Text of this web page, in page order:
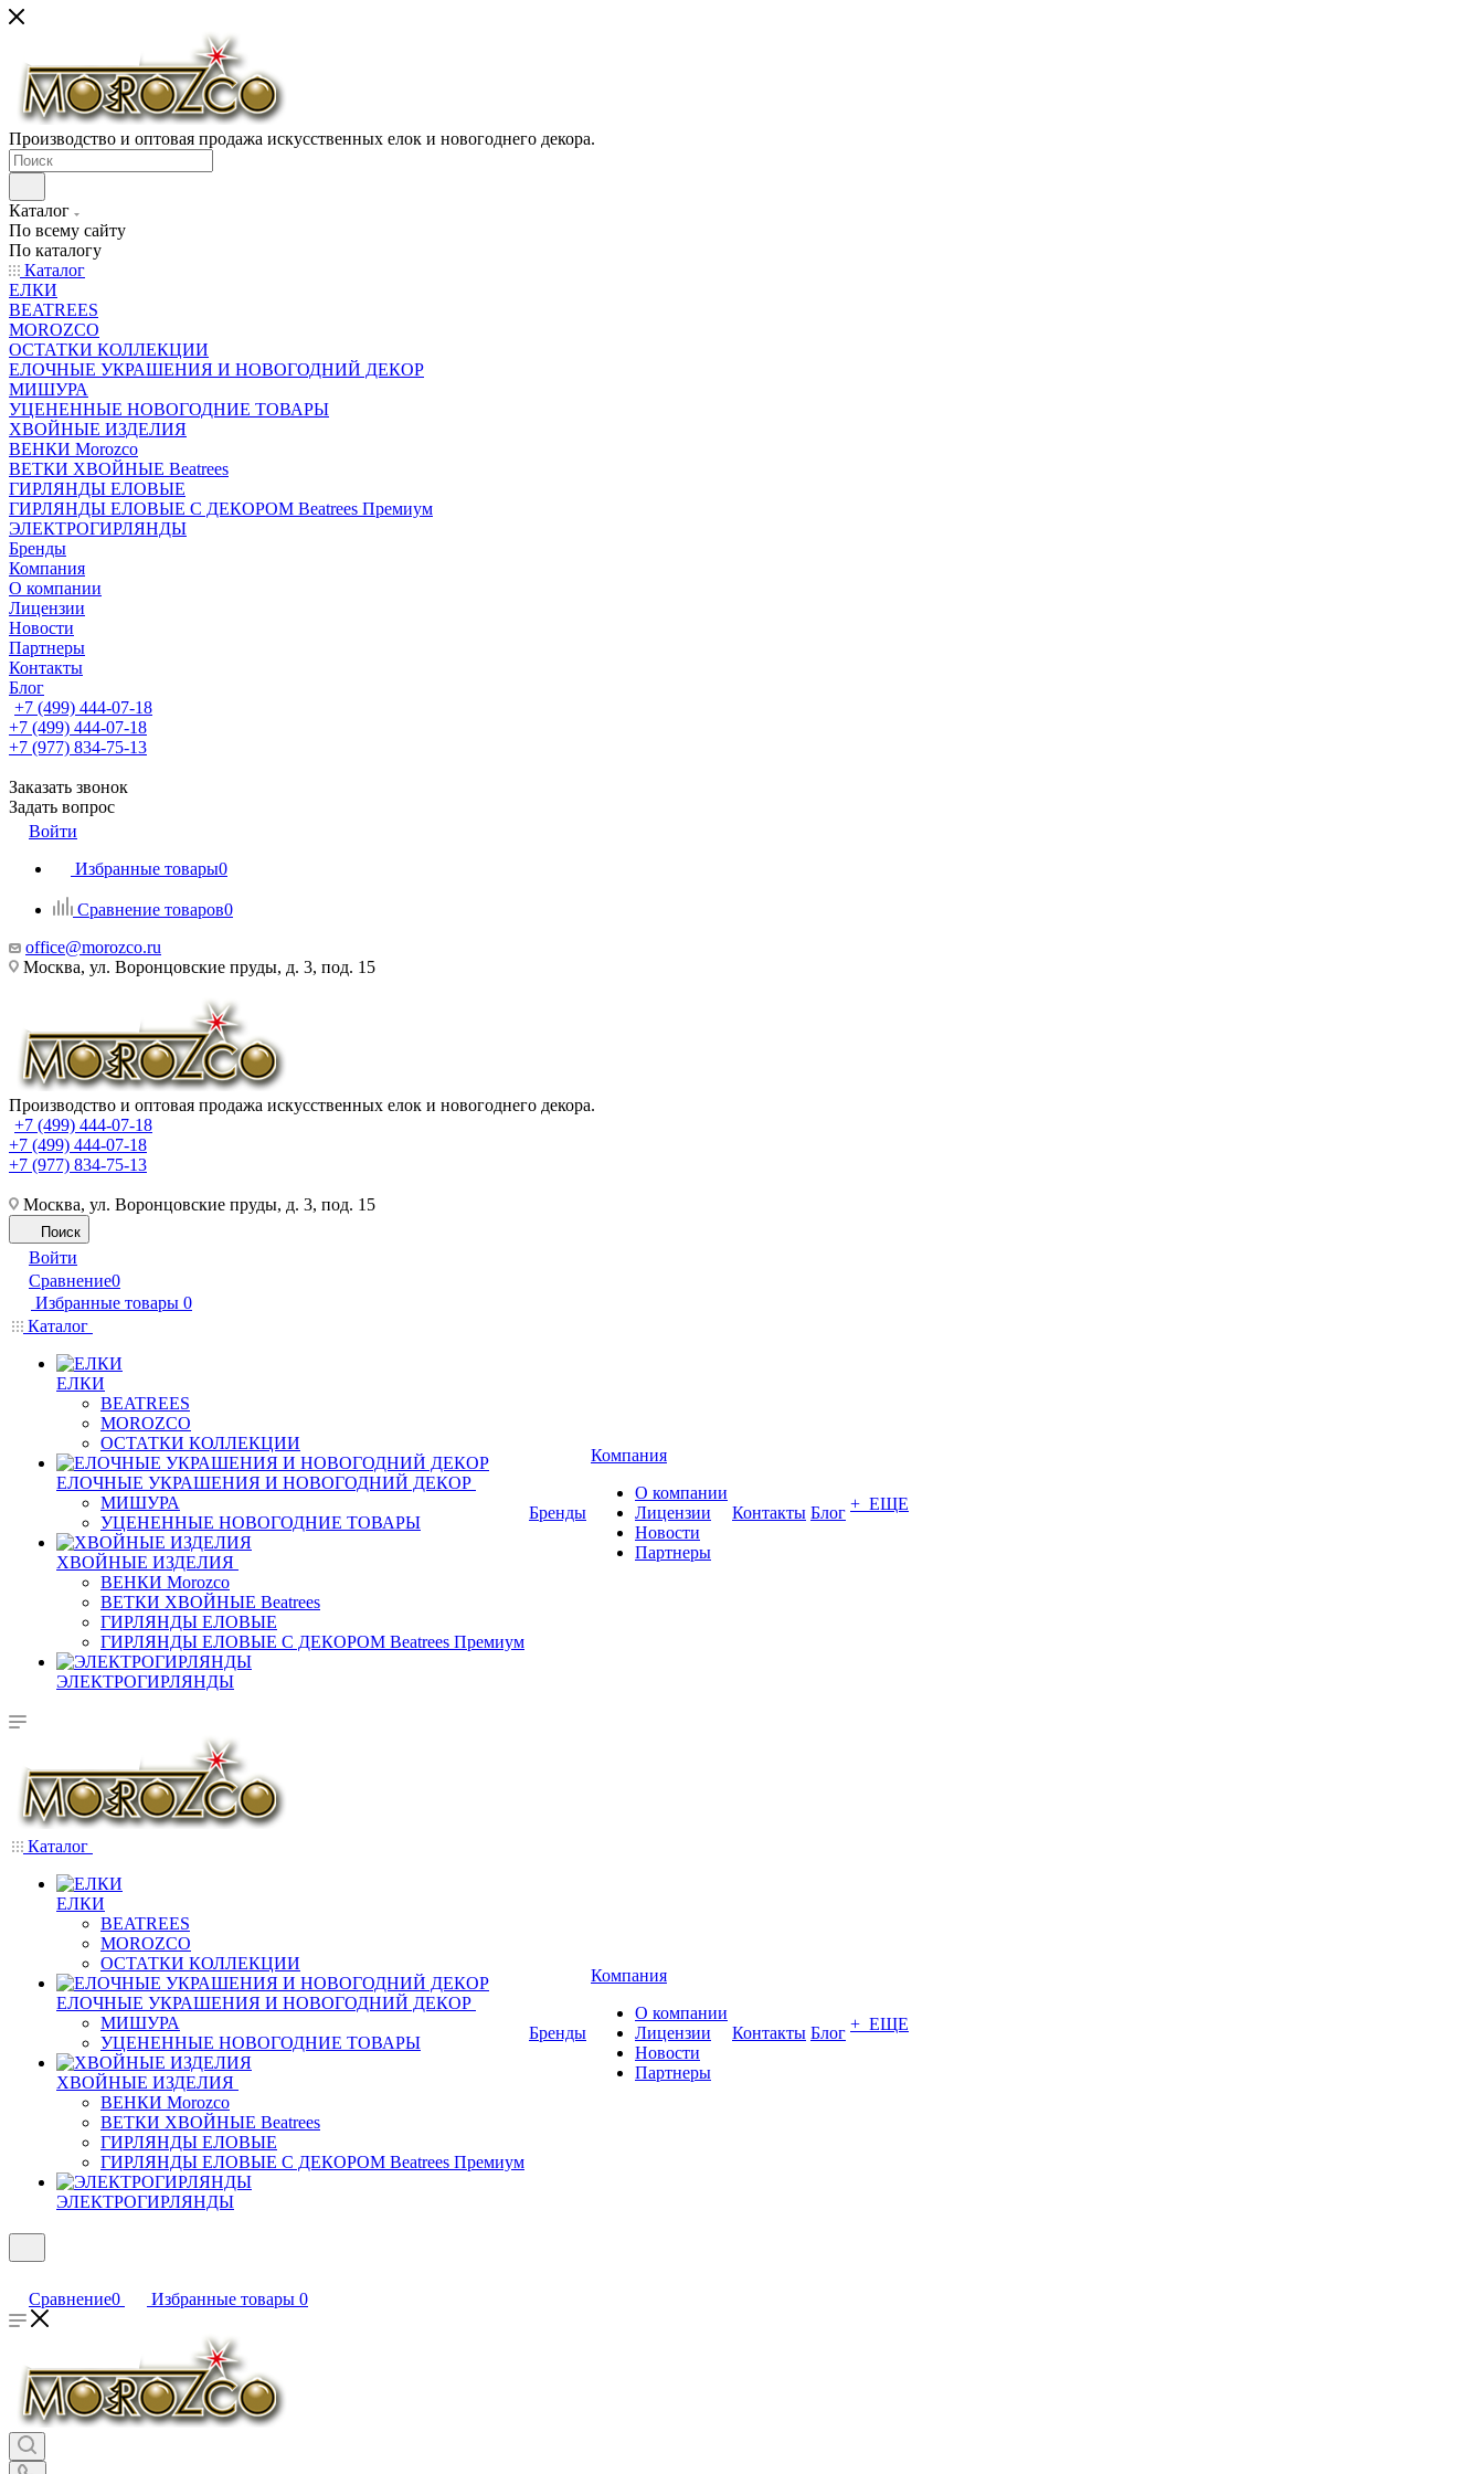
Производство и оптовая продажа искусственных елок и новогоднего декора.
Каталог
По всему сайту
По каталогу
Каталог
ЕЛКИ
BEATREES
MOROZCO
ОСТАТКИ КОЛЛЕКЦИИ
ЕЛОЧНЫЕ УКРАШЕНИЯ И НОВОГОДНИЙ ДЕКОР
МИШУРА
УЦЕНЕННЫЕ НОВОГОДНИЕ ТОВАРЫ
ХВОЙНЫЕ ИЗДЕЛИЯ
ВЕНКИ Morozco
ВЕТКИ ХВОЙНЫЕ Beatrees
ГИРЛЯНДЫ ЕЛОВЫЕ
ГИРЛЯНДЫ ЕЛОВЫЕ С ДЕКОРОМ Beatrees Премиум
ЭЛЕКТРОГИРЛЯНДЫ
Бренды
Компания
О компании
Лицензии
Новости
Партнеры
Контакты
Блог
+7 (499) 444-07-18
+7 (499) 444-07-18
+7 (977) 834-75-13
Заказать звонок
Задать вопрос
Войти
Избранные товары0
Сравнение товаров0
office@morozco.ru
Москва, ул. Воронцовские пруды, д. 3, под. 15
Производство и оптовая продажа искусственных елок и новогоднего декора.
+7 (499) 444-07-18
+7 (499) 444-07-18
+7 (977) 834-75-13
Москва, ул. Воронцовские пруды, д. 3, под. 15
Поиск
Войти
Сравнение0
Избранные товары 0
Каталог
ЕЛКИ
BEATREES
MOROZCO
ОСТАТКИ КОЛЛЕКЦИИ
ЕЛОЧНЫЕ УКРАШЕНИЯ И НОВОГОДНИЙ ДЕКОР
МИШУРА
УЦЕНЕННЫЕ НОВОГОДНИЕ ТОВАРЫ
ХВОЙНЫЕ ИЗДЕЛИЯ
ВЕНКИ Morozco
ВЕТКИ ХВОЙНЫЕ Beatrees
ГИРЛЯНДЫ ЕЛОВЫЕ
ГИРЛЯНДЫ ЕЛОВЫЕ С ДЕКОРОМ Beatrees Премиум
ЭЛЕКТРОГИРЛЯНДЫ
Бренды
Компания
О компании
Лицензии
Новости
Партнеры
Контакты Блог + ЕЩЕ
Каталог
ЕЛКИ
BEATREES
MOROZCO
ОСТАТКИ КОЛЛЕКЦИИ
ЕЛОЧНЫЕ УКРАШЕНИЯ И НОВОГОДНИЙ ДЕКОР
МИШУРА
УЦЕНЕННЫЕ НОВОГОДНИЕ ТОВАРЫ
ХВОЙНЫЕ ИЗДЕЛИЯ
ВЕНКИ Morozco
ВЕТКИ ХВОЙНЫЕ Beatrees
ГИРЛЯНДЫ ЕЛОВЫЕ
ГИРЛЯНДЫ ЕЛОВЫЕ С ДЕКОРОМ Beatrees Премиум
ЭЛЕКТРОГИРЛЯНДЫ
Бренды
Компания
О компании
Лицензии
Новости
Партнеры
Контакты Блог + ЕЩЕ
Сравнение0 Избранные товары 0